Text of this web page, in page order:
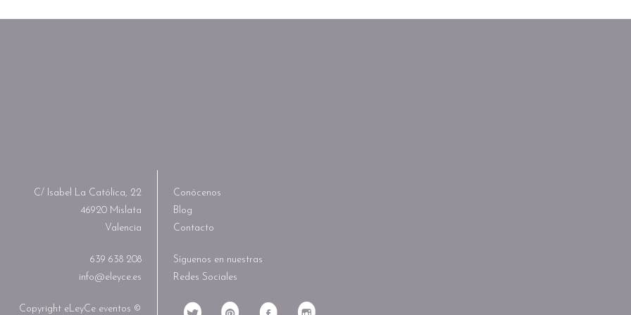
C/ Isabel La Católica, 22
46920 Mislata
Valencia
639 638 208
info@eleyce.es
Copyright eLeyCe eventos ©
Conócenos
Blog
Contacto
Síguenos en nuestras
Redes Sociales